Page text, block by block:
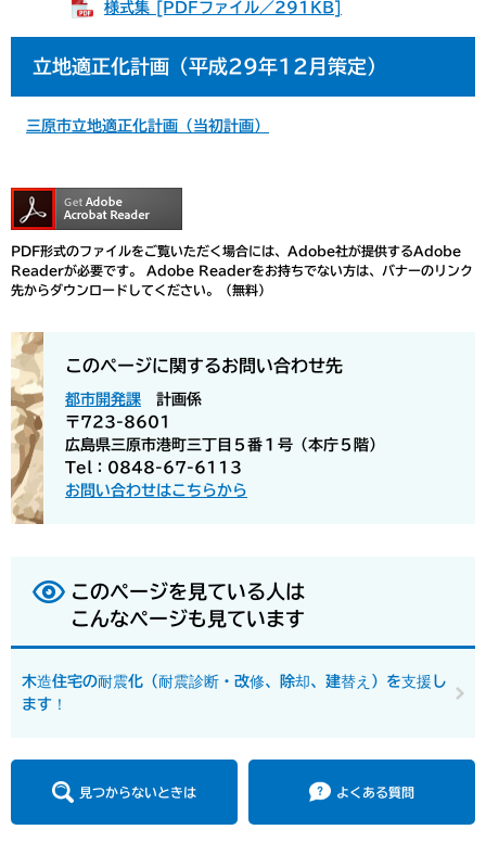
様式集 [PDFファイル／291KB]
立地適正化計画（平成29年12月策定）
三原市立地適正化計画（当初計画）
PDF形式のファイルをご覧いただく場合には、Adobe社が提供するAdobe
Readerが必要です。
Adobe Readerをお持ちでない方は、バナーのリンク
先からダウンロードしてください。（無料）
このページに関するお問い合わせ先
都市開発課
計画係
〒723-8601
広島県三原市港町三丁目５番１号（本庁５階）
Tel：0848-67-6113
お問い合わせはこちらから
このページを見ている人は
こんなページも見ています
木造住宅の耐震化（耐震診断・改修、除却、建替え）を支援し
ます！
見つからないときは よくある質問